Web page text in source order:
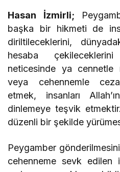
Hasan İzmirli;
başka bir hikmeti de
diriltileceklerini,
hesaba
neticesinde ya cennetle
veya cehennemle
etmek, insanları
dinlemeye teşvik
düzenli bir şekilde
Peygamber
cehenneme sevk edilen